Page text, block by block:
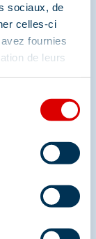
sociaux, de
celles-ci
fournies
de leurs